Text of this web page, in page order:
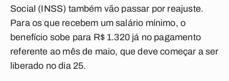
Social (INSS) também vão passar por reajuste.
Para os que recebem um salário mínimo, o
benefício sobe para R$ 1.320 já no pagamento
referente ao mês de maio, que deve começar a ser
liberado no dia 25.